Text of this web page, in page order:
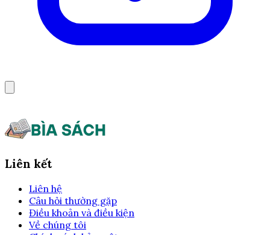
Liên kết
Liên hệ
Câu hỏi thường gặp
Điều khoản và điều kiện
Về chúng tôi